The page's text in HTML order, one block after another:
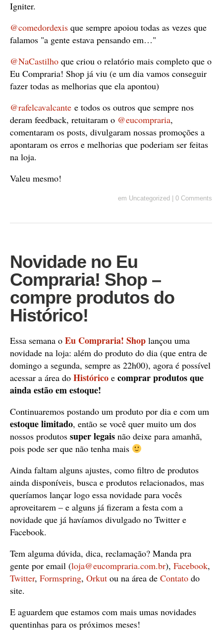
Igniter.
@comedordexis que sempre apoiou todas as vezes que
falamos "a gente estava pensando em…"
@NaCastilho que criou o relatório mais completo que o
Eu Compraria! Shop já viu (e um dia vamos conseguir
fazer todas as melhorias que ela apontou)
@rafelcavalcante e todos os outros que sempre nos
deram feedback, retuitaram o @eucompraria,
comentaram os posts, divulgaram nossas promoções a
apontaram os erros e melhorias que poderiam ser feitas
na loja.
Valeu mesmo!
em Uncategorized 0 Comments
Novidade no Eu
Compraria! Shop –
compre produtos do
Histórico!
Essa semana o Eu Compraria! Shop lançou uma
novidade na loja: além do produto do dia (que entra de
domingo a segunda, sempre as 22h00), agora é possível
acessar a área do Histórico e comprar produtos que
ainda estão em estoque!
Continuaremos postando um produto por dia e com um
estoque limitado, então se você quer muito um dos
nossos produtos super legais não deixe para amanhã,
pois pode ser que não tenha mais
Ainda faltam alguns ajustes, como filtro de produtos
ainda disponíveis, busca e produtos relacionados, mas
queríamos lançar logo essa novidade para vocês
aproveitarem – e alguns já fizeram a festa com a
novidade que já havíamos divulgado no Twitter e
Facebook.
Tem alguma dúvida, dica, reclamação? Manda pra
gente por email (loja@eucompraria.com.br), Facebook,
Twitter, Formspring, Orkut ou na área de Contato do
site.
E aguardem que estamos com mais umas novidades
quentinhas para os próximos meses!